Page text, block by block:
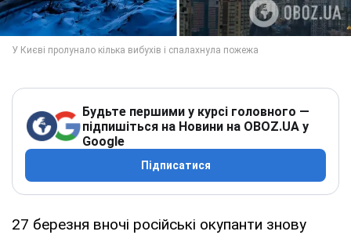
Будьте першими у курсі головного —
підпишіться на Новини на OBOZ.UA у
Google
Підписатися
27 березня вночі російські окупанти знову